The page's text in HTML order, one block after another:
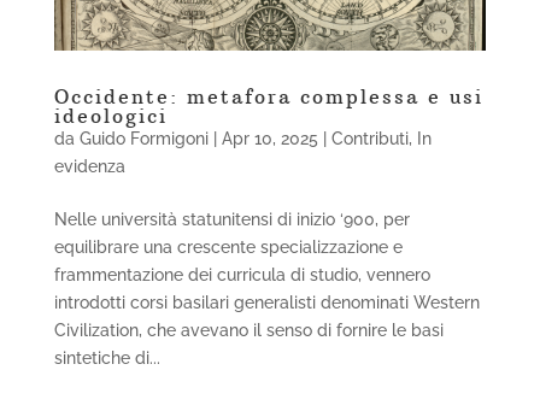
Occidente: metafora complessa e usi
ideologici
da Guido Formigoni| Apr 10, 2025 Contributi,
In
evidenza
Nelle università statunitensi di inizio ‘900, per
equilibrare una crescente specializzazione e
frammentazione dei curricula di studio, vennero
introdotti corsi basilari generalisti denominati Western
Civilization, che avevano il senso di fornire le basi
sintetiche di...